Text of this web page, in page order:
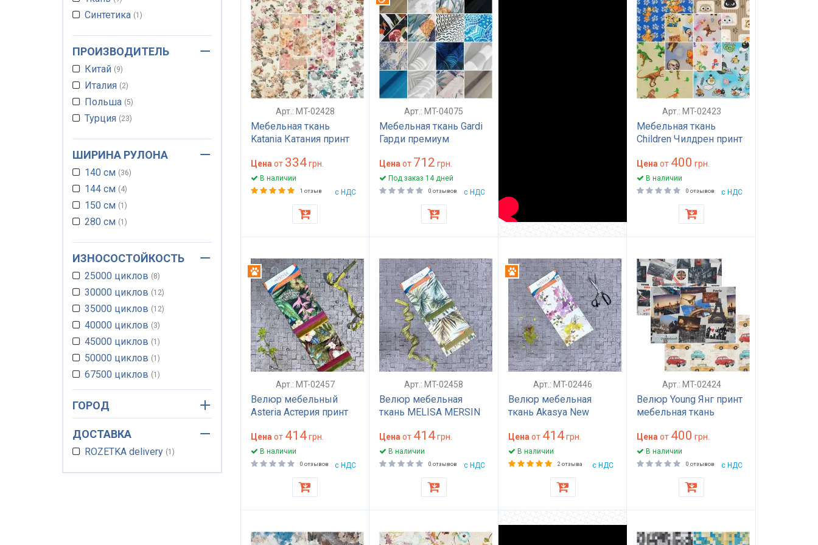
Арт.: MT-02428
Мебельная ткань
Katania Катания принт
циклов износостойкая
для дивана кресла
стульев полиэстер 140
Цена от 334грн.
В наличии
1 отзыв с НДС
Арт.: MT-04075
Мебельная ткань Gardi
Гарди премиум
обивки дивана и
кресел однотонная
износостойкая полоса
абстракция цветочная
Цена от 712 грн.
Под заказ 14 дней
0 отзывов с НДС
Арт.: MT-02423
Мебельная ткань
Children Чилдрен принт
износостойкая для
детской мягкой мебели
HoReCa подушки яркие
Цена от 400 грн.
В наличии
0 отзывов с НДС
Арт.: MT-02457
Велюр мебельный
Asteria Астерия принт
циклов Martindale для
обивки дивана и
кресел мягкой мебели
черный и зеленый
Антикоготь
Цена от 414грн.
В наличии
0 отзывов с НДС
Арт.: MT-02458
Велюр мебельная
ткань MELISA MERSIN
принтом износостойкая
30000 циклов для
обивки дивана кресла
подушек синий
зеленый желтый
Цена от 414грн.
В наличии
0 отзывов с НДС
Арт.: MT-02446
Велюр мебельная
ткань Akasya New
цветочный антикиготь
для дивана и кресла
износостойкая 30000
циклов Турция
Антикоготь
Цена от 414грн.
В наличии
2 отзыва с НДС
Арт.: MT-02424
Велюр Young Янг принт
мебельная ткань
циклов для дивана и
кресел HoReCa Турция
Цена от 400 грн.
В наличии
0 отзывов с НДС
Синтетика 1
ПРОИЗВОДИТЕЛЬ
Китай 9
Италия 2
Польша 5
Турция 23
ШИРИНА РУЛОНА
140 см 36
144 см 4
150 см 1
280 см 1
ИЗНОСОСТОЙКОСТЬ
25000 циклов 8
30000 циклов 12
35000 циклов 12
40000 циклов 3
45000 циклов 1
50000 циклов 1
67500 циклов 1
70000 циклов 3
150000 циклов
ГОРОД
ДОСТАВКА
ROZETKA delivery 1